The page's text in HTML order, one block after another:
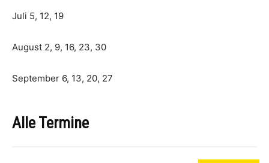
Juli 5, 12, 19
August 2, 9, 16, 23, 30
September 6, 13, 20, 27
Alle Termine